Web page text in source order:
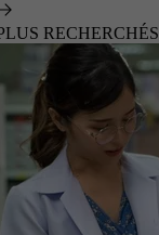
RECHERCHÉS